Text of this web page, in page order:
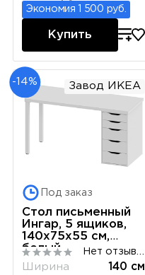
Экономия 1 500 руб.
Купить
-14% Завод ИКЕА
Под заказ
Стол письменный
Ингар, 5 ящиков,
140х75х55 см,
белый
Ширина
140 см